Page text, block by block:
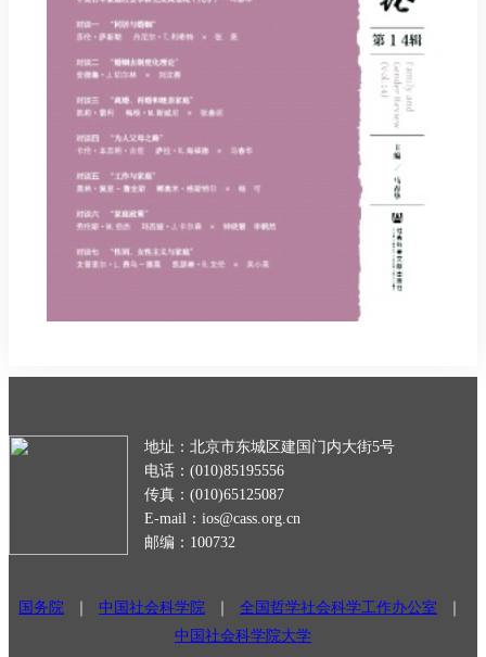
地址：北京市东城区建国门内大街5号
电话：(010)85195556
传真：(010)65125087
E-mail：ios@cass.org.cn
邮编：100732
国务院 ｜ 中国社会科学院 ｜ 全国哲学社会科学工作办公室
｜
中国社会科学院大学